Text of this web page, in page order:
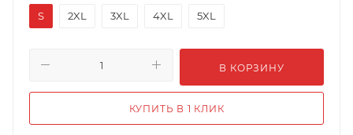
S
2XL 3XL 4XL 5XL
В КОРЗИНУ
КУПИТЬ В 1 КЛИК